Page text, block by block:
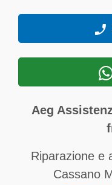
Aeg
Riparazione e
Cassano